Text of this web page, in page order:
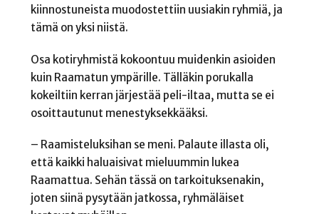
kiinnostuneista muodostettiin uusiakin ryhmiä, ja
tämä on yksi niistä.
Osa kotiryhmistä kokoontuu muidenkin asioiden
kuin Raamatun ympärille. Tälläkin porukalla
kokeiltiin kerran järjestää peli-iltaa, mutta se ei
osoittautunut menestyksekkääksi.
– Raamisteluksihan se meni. Palaute illasta oli,
että kaikki haluaisivat mieluummin lukea
Raamattua. Sehän tässä on tarkoituksenakin,
joten siinä pysytään jatkossa, ryhmäläiset